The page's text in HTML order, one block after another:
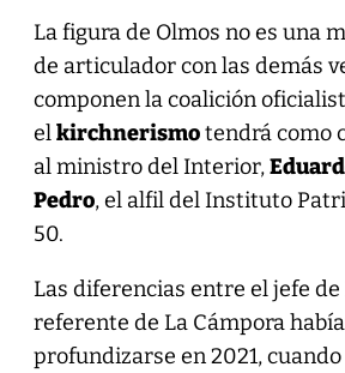
La figura de Olmos no es una
de articulador con las demás
componen la coalición
elkirchnerismotendrá como
al ministro del Interior,
Pedro, el alfil del Instituto
50.
Las diferencias entre el jefe de
referente de La Cámpora
profundizarse en 2021,